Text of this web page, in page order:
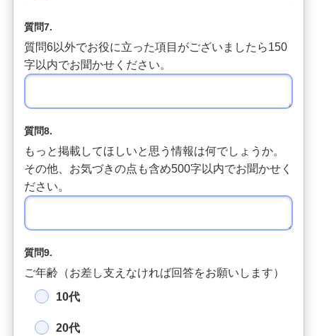
質問7.
質問6以外でお役に立った項目がございましたら150
字以内でお聞かせください。
質問8.
もっと掲載してほしいと思う情報は何でしょうか。
その他、お気づきの点も含め500字以内でお聞かせく
ださい。
質問9.
ご年齢（お差し支えなければ回答をお願いします）
10代
20代